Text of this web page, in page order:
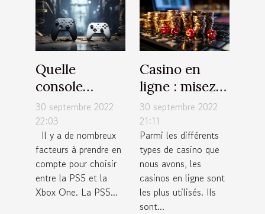
Quelle
console
choisir entre
la PS5 et la
Xbox One ?
30 septembre 2022
22:03
Il y a de nombreux
facteurs à prendre en
compte pour choisir
entre la PS5 et la
Xbox One. La PS5...
Casino en
ligne : misez
de petites
sommes
d’argent à
chaque fois
30 septembre 2022
21:11
Parmi les différents
types de casino que
nous avons, les
casinos en ligne sont
les plus utilisés. Ils
sont...